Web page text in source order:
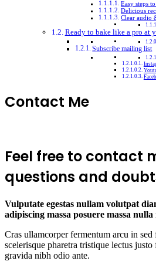
Easy steps
Delicious
Clear audio
Ready to bake like a pro at
Subscribe mailing list
Contact Me​​
Feel free to contact
questions and
Vulputate egestas nullam volutpat
adipiscing massa posuere massa
Cras ullamcorper fermentum arcu in
scelerisque pharetra tristique lectus
gravida nibh odio ante.